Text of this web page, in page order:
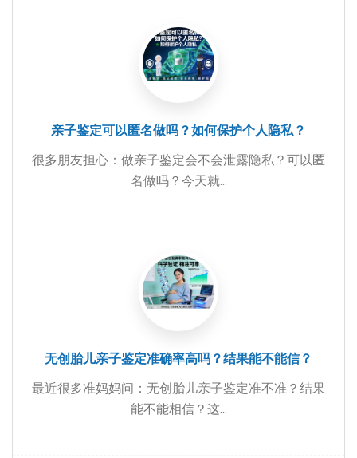
亲子鉴定可以匿名做吗？如何保护个人隐私？
很多朋友担心：做亲子鉴定会不会泄露隐私？可以匿
名做吗？今天就...
无创胎儿亲子鉴定准确率高吗？结果能不能信？
最近很多准妈妈问：无创胎儿亲子鉴定准不准？结果
能不能相信？这...